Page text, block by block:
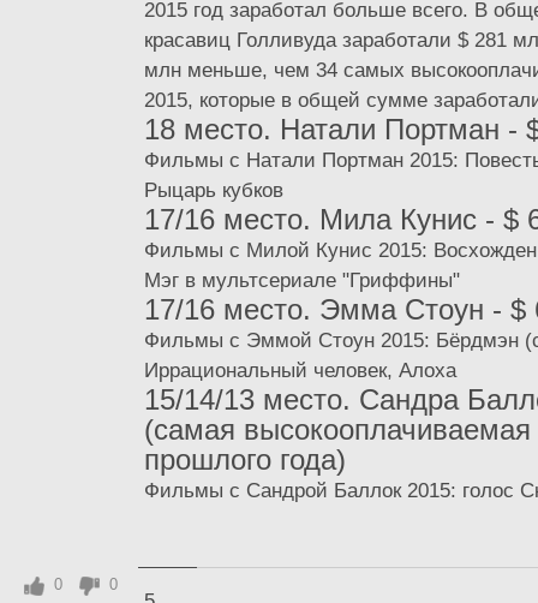
2015 год заработал больше всего. В
красавиц Голливуда заработали $ 281
млн меньше, чем 34 самых
2015, которые в общей сумме
18 место. Натали Портман -
Фильмы с Натали Портман 2015:
Рыцарь кубков
17/16 место. Мила Кунис - $
Фильмы с Милой Кунис 2015:
Мэг в мультсериале "Гриффины"
17/16 место. Эмма Стоун - $
Фильмы с Эммой Стоун 2015: Бёрдмэн
Иррациональный человек, Алоха
15/14/13 место. Сандра
(самая высокооплачиваемая
прошлого года)
Фильмы с Сандрой Баллок 2015: голос
0 0